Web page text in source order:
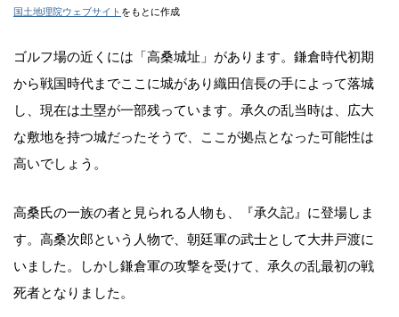
国土地理院ウェブサイト をもとに作成
ゴルフ場の近くには「高桑城址」があります。鎌倉時代初期
から戦国時代までここに城があり織田信長の手によって落城
し、現在は土塁が一部残っています。承久の乱当時は、広大
な敷地を持つ城だったそうで、ここが拠点となった可能性は
高いでしょう。
高桑氏の一族の者と見られる人物も、『承久記』に登場しま
す。高桑次郎という人物で、朝廷軍の武士として大井戸渡に
いました。しかし鎌倉軍の攻撃を受けて、承久の乱最初の戦
死者となりました。